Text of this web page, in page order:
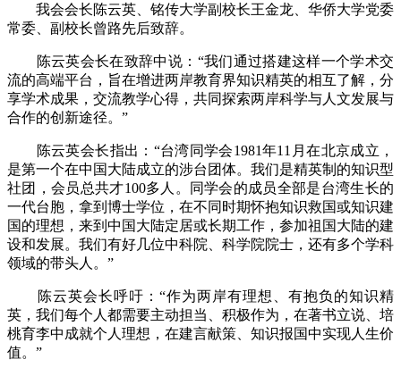
我会会长陈云英、铭传大学副校长王金龙、华侨大学党委
常委、副校长曾路先后致辞。
陈云英会长在致辞中说：“我们通过搭建这样一个学术交
流的高端平台，旨在增进两岸教育界知识精英的相互了解，分
享学术成果，交流教学心得，共同探索两岸科学与人文发展与
合作的创新途径。”
陈云英会长指出：“台湾同学会1981年11月在北京成立，
是第一个在中国大陆成立的涉台团体。我们是精英制的知识型
社团，会员总共才100多人。同学会的成员全部是台湾生长的
一代台胞，拿到博士学位，在不同时期怀抱知识救国或知识建
国的理想，来到中国大陆定居或长期工作，参加祖国大陆的建
设和发展。我们有好几位中科院、科学院院士，还有多个学科
领域的带头人。”
陈云英会长呼吁：“作为两岸有理想、有抱负的知识精
英，我们每个人都需要主动担当、积极作为，在著书立说、培
桃育李中成就个人理想，在建言献策、知识报国中实现人生价
值。”